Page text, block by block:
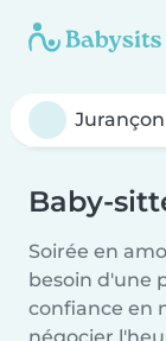
Baby-
Soirée en
besoin d'une
confiance en